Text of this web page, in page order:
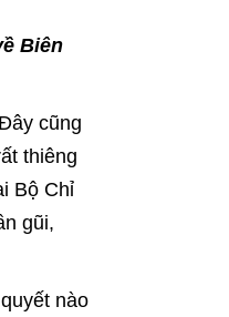
Biên
cũng
thiêng
Bộ Chỉ
gũi,
nào